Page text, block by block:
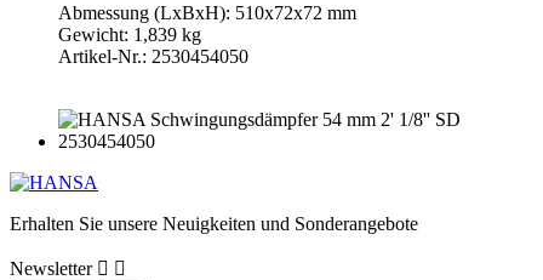
Abmessung (LxBxH): 510x72x72 mm
Gewicht: 1,839 kg
Artikel-Nr.: 2530454050
Erhalten Sie unsere Neuigkeiten und Sonderangebote
Newsletter  